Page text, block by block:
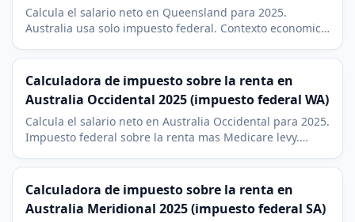
Calcula el salario neto en Queensland para 2025.
Australia usa solo impuesto federal. Contexto economico
Calculadora de impuesto sobre la renta en
Australia Occidental 2025 (impuesto federal WA)
Calcula el salario neto en Australia Occidental para 2025.
Impuesto federal sobre la renta mas Medicare levy.
Calculadora de impuesto sobre la renta en
Australia Meridional 2025 (impuesto federal SA)